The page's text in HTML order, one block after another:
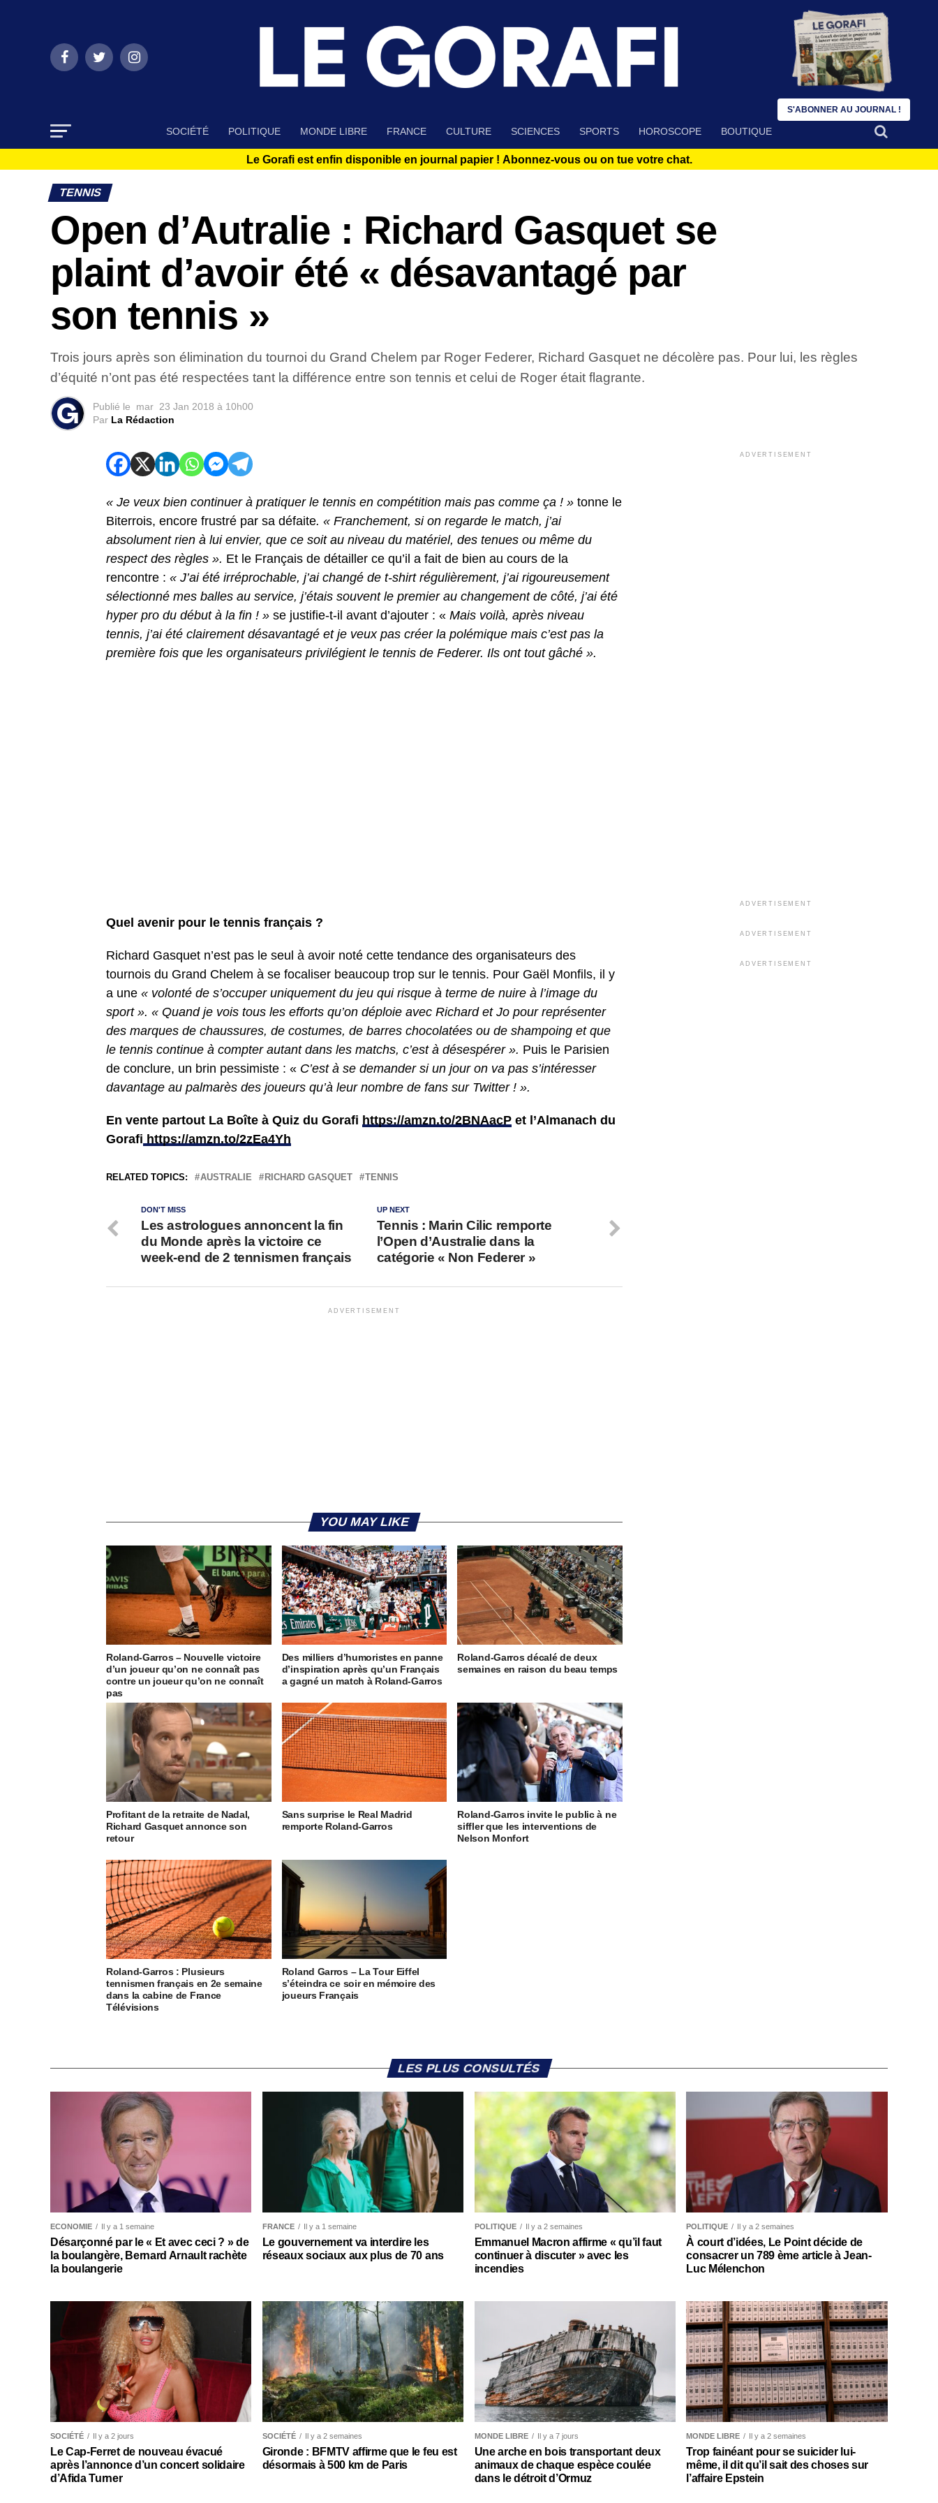
SOCIÉTÉ POLITIQUE MONDE LIBRE FRANCE CULTURE SCIENCES SPORTS HOROSCOPE BOUTIQUE
Le Gorafi est enfin disponible en journal papier ! Abonnez-vous ou on tue votre chat.
TENNIS
Open d’Autralie : Richard Gasquet se
plaint d’avoir été « désavantagé par
son tennis »
Trois jours après son élimination du tournoi du Grand Chelem par Roger Federer, Richard Gasquet ne décolère pas. Pour lui, les règles
d’équité n’ont pas été respectées tant la différence entre son tennis et celui de Roger était flagrante.
Publié le mar 23 Jan 2018 à 10h00
Par La Rédaction
« Je veux bien continuer à pratiquer le tennis en compétition mais pas comme ça ! » tonne le
Biterrois, encore frustré par sa défaite. « Franchement, si on regarde le match, j’ai
absolument rien à lui envier, que ce soit au niveau du matériel, des tenues ou même du
respect des règles ». Et le Français de détailler ce qu’il a fait de bien au cours de la
rencontre : « J’ai été irréprochable, j’ai changé de t-shirt régulièrement, j’ai rigoureusement
sélectionné mes balles au service, j’étais souvent le premier au changement de côté, j’ai été
hyper pro du début à la fin ! » se justifie-t-il avant d’ajouter : « Mais voilà, après niveau
tennis, j’ai été clairement désavantagé et je veux pas créer la polémique mais c’est pas la
première fois que les organisateurs privilégient le tennis de Federer. Ils ont tout gâché ».
Quel avenir pour le tennis français ?
Richard Gasquet n’est pas le seul à avoir noté cette tendance des organisateurs des
tournois du Grand Chelem à se focaliser beaucoup trop sur le tennis. Pour Gaël Monfils, il y
a une « volonté de s’occuper uniquement du jeu qui risque à terme de nuire à l’image du
sport ». « Quand je vois tous les efforts qu’on déploie avec Richard et Jo pour représenter
des marques de chaussures, de costumes, de barres chocolatées ou de shampoing et que
le tennis continue à compter autant dans les matchs, c’est à désespérer ». Puis le Parisien
de conclure, un brin pessimiste : « C’est à se demander si un jour on va pas s’intéresser
davantage au palmarès des joueurs qu’à leur nombre de fans sur Twitter ! ».
En vente partout La Boîte à Quiz du Gorafi https://amzn.to/2BNAacP et l’Almanach du
Gorafi https://amzn.to/2zEa4Yh
RELATED TOPICS: AUSTRALIE RICHARD GASQUET TENNIS
UP NEXT
Tennis : Marin Cilic remporte
l’Open d’Australie dans la
catégorie « Non Federer »
DON'T MISS
Les astrologues annoncent la fin
du Monde après la victoire ce
week-end de 2 tennismen français
ADVERTISEMENT
YOU MAY LIKE
Roland-Garros – Nouvelle victoire
d’un joueur qu’on ne connaît pas
contre un joueur qu’on ne connaît
pas
Des milliers d’humoristes en panne
d’inspiration après qu’un Français
a gagné un match à Roland-Garros
Roland-Garros décalé de deux
semaines en raison du beau temps
Profitant de la retraite de Nadal,
Richard Gasquet annonce son
retour
Sans surprise le Real Madrid
remporte Roland-Garros
Roland-Garros invite le public à ne
siffler que les interventions de
Nelson Monfort
Roland-Garros : Plusieurs
tennismen français en 2e semaine
dans la cabine de France
Télévisions
Roland Garros – La Tour Eiffel
s’éteindra ce soir en mémoire des
joueurs Français
ADVERTISEMENT
ADVERTISEMENT
ADVERTISEMENT
ADVERTISEMENT
LES PLUS CONSULTÉS
ECONOMIE Il y a 1 semaine
Désarçonné par le « Et avec ceci ? » de
la boulangère, Bernard Arnault rachète
la boulangerie
FRANCE Il y a 1 semaine
Le gouvernement va interdire les
réseaux sociaux aux plus de 70 ans
POLITIQUE Il y a 2 semaines
Emmanuel Macron affirme « qu’il faut
continuer à discuter » avec les
incendies
POLITIQUE Il y a 2 semaines
À court d’idées, Le Point décide de
consacrer un 789 ème article à Jean-
Luc Mélenchon
SOCIÉTÉ Il y a 2 jours
Le Cap-Ferret de nouveau évacué
après l’annonce d’un concert solidaire
d’Afida Turner
SOCIÉTÉ Il y a 2 semaines
Gironde : BFMTV affirme que le feu est
désormais à 500 km de Paris
MONDE LIBRE Il y a 7 jours
Une arche en bois transportant deux
animaux de chaque espèce coulée
dans le détroit d’Ormuz
MONDE LIBRE Il y a 2 semaines
Trop fainéant pour se suicider lui-
même, il dit qu’il sait des choses sur
l’affaire Epstein
S'ABONNER AU JOURNAL !